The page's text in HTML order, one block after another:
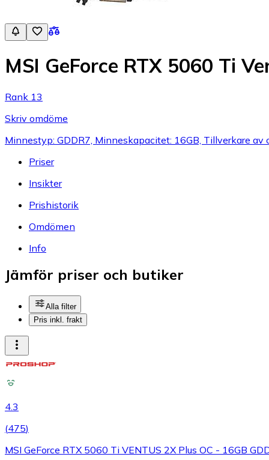
MSI GeForce RTX 5060 Ti
Rank 13
Skriv omdöme
Minnestyp: GDDR7, Minneskapacitet: 16GB, Tillverkare av
Priser
Insikter
Prishistorik
Omdömen
Info
Jämför priser och butiker
Alla filter
Pris inkl. frakt
4.3
(475)
MSI GeForce RTX 5060 Ti VENTUS 2X Plus OC - 16GB